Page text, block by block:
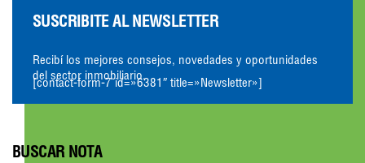
SUSCRIBITE AL NEWSLETTER
Recibí los mejores consejos, novedades y oportunidades
del sector inmobiliario.
[contact-form-7 id=»6381″ title=»Newsletter»]
BUSCAR NOTA